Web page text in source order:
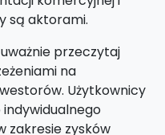
są aktorami.
przeczytaj
na
Użytkownicy
zakresie zysków